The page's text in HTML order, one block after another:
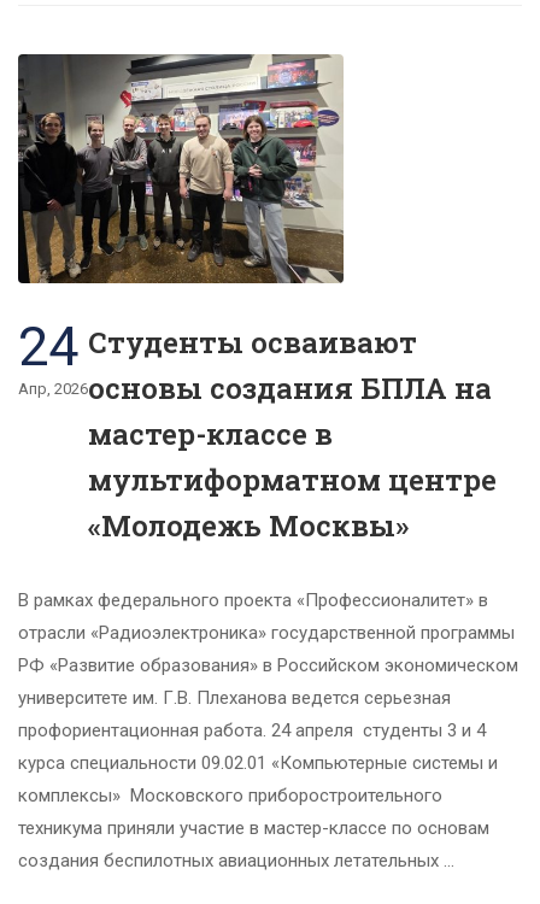
24
Апр, 2026
Студенты осваивают
основы создания БПЛА на
мастер-классе в
мультиформатном центре
«Молодежь Москвы»
В рамках федерального проекта «Профессионалитет» в
отрасли «Радиоэлектроника» государственной программы
РФ «Развитие образования» в Российском экономическом
университете им. Г.В. Плеханова ведется серьезная
профориентационная работа. 24 апреля студенты 3 и 4
курса специальности 09.02.01 «Компьютерные системы и
комплексы» Московского приборостроительного
техникума приняли участие в мастер-классе по основам
создания беспилотных авиационных летательных …